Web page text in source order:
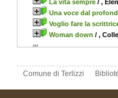
La vita sempre / ,
Una voce dal
Voglio fare la
Woman down / ,
...
Comune di Terlizzi